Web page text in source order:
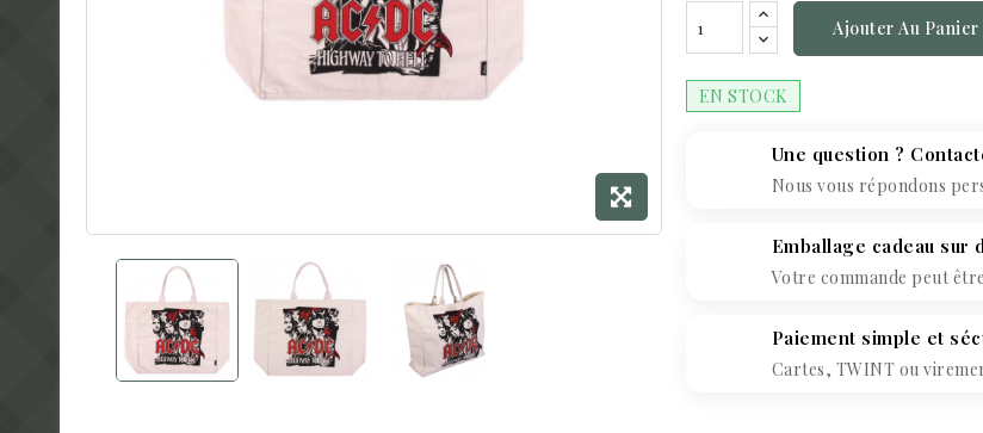
Ajouter Au Panier
EN STOCK
Une question ?
Nous vous répondons
Emballage cadeau sur
Votre commande peut
Paiement simple et
Cartes, TWINT ou